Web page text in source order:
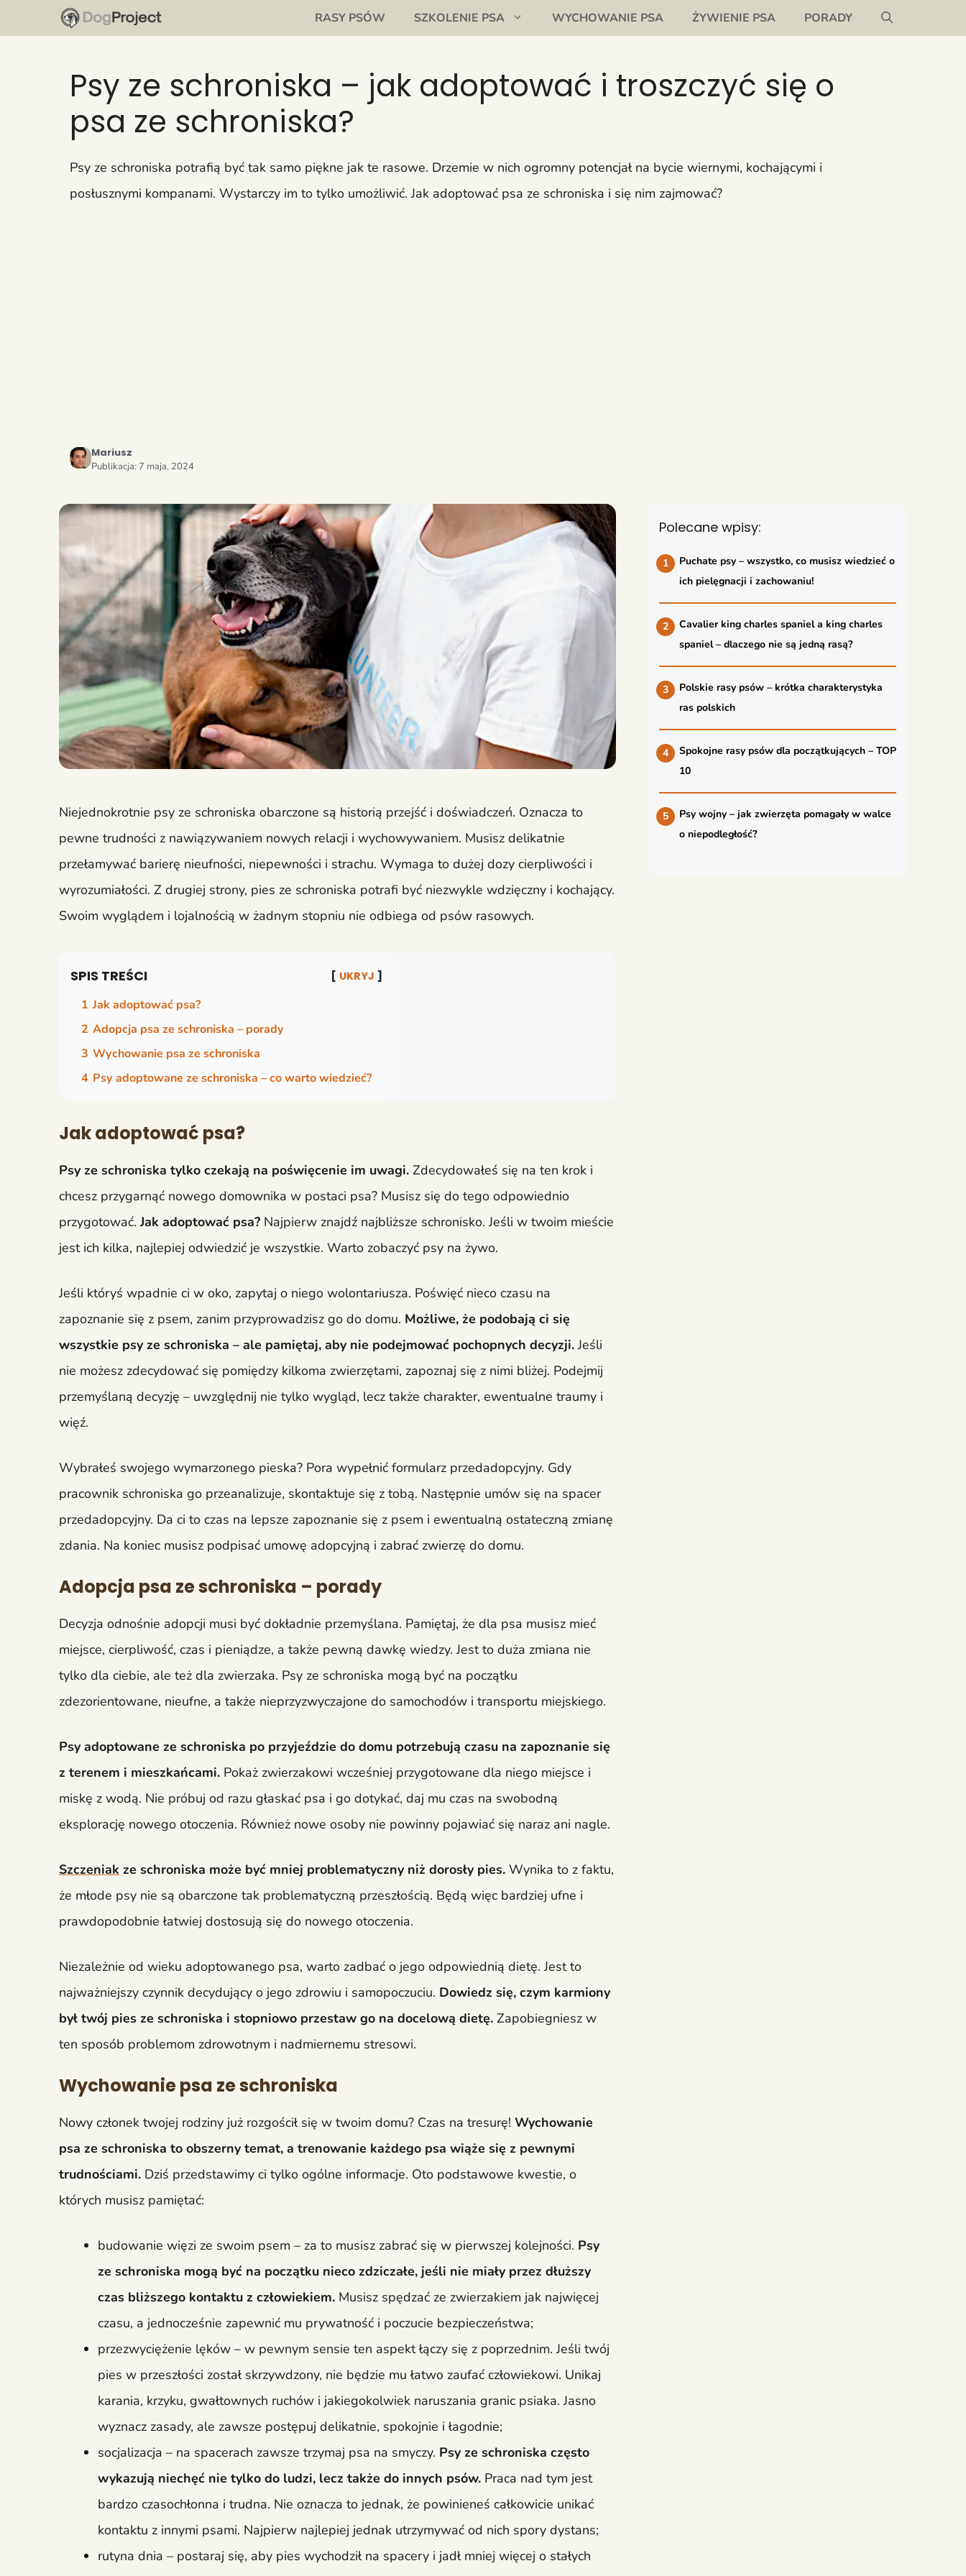
do
RASY PSÓW SZKOLENIE PSA WYCHOWANIE PSA ŻYWIENIE PSA PORADY
Psy ze schroniska – jak adoptować i troszczyć się o
psa ze schroniska?
Psy ze schroniska potrafią być tak samo piękne jak te rasowe. Drzemie w nich ogromny potencjał na bycie wiernymi, kochającymi i
posłusznymi kompanami. Wystarczy im to tylko umożliwić. Jak adoptować psa ze schroniska i się nim zajmować?
Mariusz
Publikacja: 7 maja, 2024
Niejednokrotnie psy ze schroniska obarczone są historią przejść i doświadczeń. Oznacza to
pewne trudności z nawiązywaniem nowych relacji i wychowywaniem. Musisz delikatnie
przełamywać barierę nieufności, niepewności i strachu. Wymaga to dużej dozy cierpliwości i
wyrozumiałości. Z drugiej strony, pies ze schroniska potrafi być niezwykle wdzięczny i kochający.
Swoim wyglądem i lojalnością w żadnym stopniu nie odbiega od psów rasowych.
SPIS TREŚCI UKRYJ
1 Jak adoptować psa?
2 Adopcja psa ze schroniska – porady
3 Wychowanie psa ze schroniska
4 Psy adoptowane ze schroniska – co warto wiedzieć?
Jak adoptować psa?
Psy ze schroniska tylko czekają na poświęcenie im uwagi. Zdecydowałeś się na ten krok i
chcesz przygarnąć nowego domownika w postaci psa? Musisz się do tego odpowiednio
przygotować.Jak adoptować psa? Najpierw znajdź najbliższe schronisko. Jeśli w twoim mieście
jest ich kilka, najlepiej odwiedzić je wszystkie. Warto zobaczyć psy na żywo.
Jeśli któryś wpadnie ci w oko, zapytaj o niego wolontariusza. Poświęć nieco czasu na
zapoznanie się z psem, zanim przyprowadzisz go do domu. Możliwe, że podobają ci się
wszystkie psy ze schroniska – ale pamiętaj, aby nie podejmować pochopnych decyzji.Jeśli
nie możesz zdecydować się pomiędzy kilkoma zwierzętami, zapoznaj się z nimi bliżej. Podejmij
przemyślaną decyzję – uwzględnij nie tylko wygląd, lecz także charakter, ewentualne traumy i
więź.
Wybrałeś swojego wymarzonego pieska? Pora wypełnić formularz przedadopcyjny. Gdy
pracownik schroniska go przeanalizuje, skontaktuje się z tobą. Następnie umów się na spacer
przedadopcyjny. Da ci to czas na lepsze zapoznanie się z psem i ewentualną ostateczną zmianę
zdania. Na koniec musisz podpisać umowę adopcyjną i zabrać zwierzę do domu.
Adopcja psa ze schroniska – porady
Decyzja odnośnie adopcji musi być dokładnie przemyślana. Pamiętaj, że dla psa musisz mieć
miejsce, cierpliwość, czas i pieniądze, a także pewną dawkę wiedzy. Jest to duża zmiana nie
tylko dla ciebie, ale też dla zwierzaka. Psy ze schroniska mogą być na początku
zdezorientowane, nieufne, a także nieprzyzwyczajone do samochodów i transportu miejskiego.
Psy adoptowane ze schroniska po przyjeździe do domu potrzebują czasu na zapoznanie się
z terenem i mieszkańcami. Pokaż zwierzakowi wcześniej przygotowane dla niego miejsce i
miskę z wodą. Nie próbuj od razu głaskać psa i go dotykać, daj mu czas na swobodną
eksplorację nowego otoczenia. Również nowe osoby nie powinny pojawiać się naraz ani nagle.
Szczeniak ze schroniska może być mniej problematyczny niż dorosły pies. Wynika to z faktu,
że młode psy nie są obarczone tak problematyczną przeszłością. Będą więc bardziej ufne i
prawdopodobnie łatwiej dostosują się do nowego otoczenia.
Niezależnie od wieku adoptowanego psa, warto zadbać o jego odpowiednią dietę. Jest to
najważniejszy czynnik decydujący o jego zdrowiu i samopoczuciu. Dowiedz się, czym karmiony
był twój pies ze schroniska i stopniowo przestaw go na docelową dietę. Zapobiegniesz w
ten sposób problemom zdrowotnym i nadmiernemu stresowi.
Wychowanie psa ze schroniska
Nowy członek twojej rodziny już rozgościł się w twoim domu? Czas na tresurę! Wychowanie
psa ze schroniska to obszerny temat, a trenowanie każdego psa wiąże się z pewnymi
trudnościami. Dziś przedstawimy ci tylko ogólne informacje. Oto podstawowe kwestie, o
których musisz pamiętać:
budowanie więzi ze swoim psem – za to musisz zabrać się w pierwszej kolejności. Psy
ze schroniska mogą być na początku nieco zdziczałe, jeśli nie miały przez dłuższy
czas bliższego kontaktu z człowiekiem. Musisz spędzać ze zwierzakiem jak najwięcej
czasu, a jednocześnie zapewnić mu prywatność i poczucie bezpieczeństwa;
przezwyciężenie lęków – w pewnym sensie ten aspekt łączy się z poprzednim. Jeśli twój
pies w przeszłości został skrzywdzony, nie będzie mu łatwo zaufać człowiekowi. Unikaj
karania, krzyku, gwałtownych ruchów i jakiegokolwiek naruszania granic psiaka. Jasno
wyznacz zasady, ale zawsze postępuj delikatnie, spokojnie i łagodnie;
socjalizacja – na spacerach zawsze trzymaj psa na smyczy. Psy ze schroniska często
wykazują niechęć nie tylko do ludzi, lecz także do innych psów. Praca nad tym jest
bardzo czasochłonna i trudna. Nie oznacza to jednak, że powinieneś całkowicie unikać
kontaktu z innymi psami. Najpierw najlepiej jednak utrzymywać od nich spory dystans;
rutyna dnia – postaraj się, aby pies wychodził na spacery i jadł mniej więcej o stałych
Polecane wpisy:
Puchate psy – wszystko, co musisz wiedzieć o
ich pielęgnacji i zachowaniu!
Cavalier king charles spaniel a king charles
spaniel – dlaczego nie są jedną rasą?
Polskie rasy psów – krótka charakterystyka
ras polskich
Spokojne rasy psów dla początkujących – TOP
10
Psy wojny – jak zwierzęta pomagały w walce
o niepodległość?